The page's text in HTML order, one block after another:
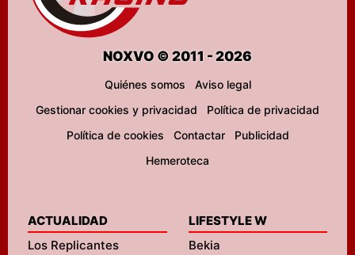
NOXVO © 2011 - 2026
Quiénes somos
Aviso legal
Gestionar cookies y privacidad
Política de privacidad
Política de cookies
Contactar
Publicidad
Hemeroteca
ACTUALIDAD
Los Replicantes
LIFESTYLE W
Bekia